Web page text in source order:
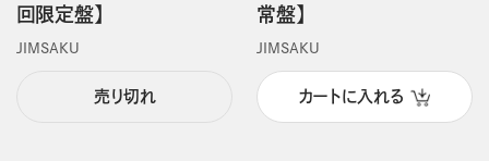
回限定盤】
JIMSAKU
売り切れ
常盤】
JIMSAKU
カートに入れる